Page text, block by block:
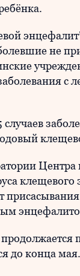
не
с
случаев
клещевого
до конца мая.